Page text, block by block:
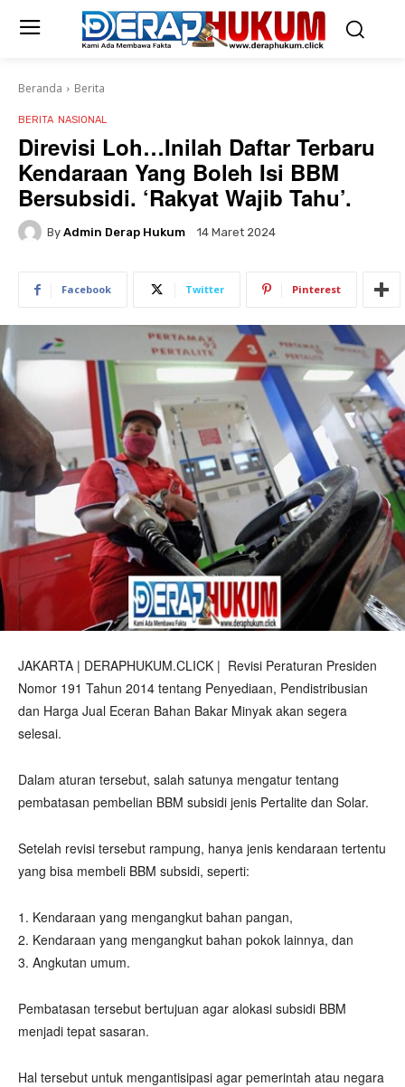
Beranda Berita
BERITA NASIONAL
Direvisi Loh…Inilah Daftar Terbaru
Kendaraan Yang Boleh Isi BBM
Bersubsidi. ‘Rakyat Wajib Tahu’.
By Admin Derap Hukum 14 Maret 2024
Facebook Twitter Pinterest
JAKARTA | DERAPHUKUM.CLICK | Revisi Peraturan Presiden
Nomor 191 Tahun 2014 tentang Penyediaan, Pendistribusian
dan Harga Jual Eceran Bahan Bakar Minyak akan segera
selesai.
Dalam aturan tersebut, salah satunya mengatur tentang
pembatasan pembelian BBM subsidi jenis Pertalite dan Solar.
Setelah revisi tersebut rampung, hanya jenis kendaraan tertentu
yang bisa membeli BBM subsidi, seperti:
1. Kendaraan yang mengangkut bahan pangan,
2. Kendaraan yang mengangkut bahan pokok lainnya, dan
3. Angkutan umum.
Pembatasan tersebut bertujuan agar alokasi subsidi BBM
menjadi tepat sasaran.
Hal tersebut untuk mengantisipasi agar pemerintah atau negara